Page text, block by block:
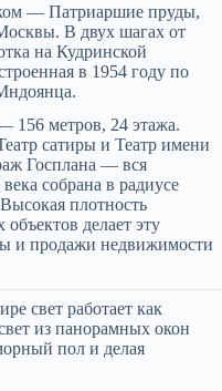
— Патриаршие пруды,
В двух шагах от
на Кудринской
в 1954 году по
метров, 24 этажа.
сатиры и Театр имени
Госплана — вся
собрана в радиусе
плотность
объектов делает эту
и продажи недвижимости
свет работает как
из панорамных окон
пол и делая